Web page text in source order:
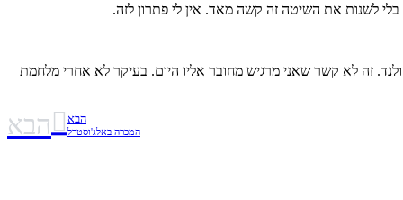
בלי לשנות את השיטה זה קשה מאד. אין לי פתרון לזה.
זה לא קשר שאני מרגיש מחובר אליו היום. בעיקר לא אחרי מלחמת
הבא
המכרה באלג'וסטרל הבא